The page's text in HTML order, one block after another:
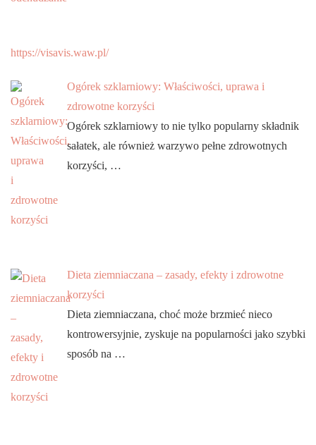
https://visavis.waw.pl/
Ogórek szklarniowy: Właściwości, uprawa i
zdrowotne korzyści
Ogórek szklarniowy to nie tylko popularny składnik
sałatek, ale również warzywo pełne zdrowotnych
korzyści, …
Dieta ziemniaczana – zasady, efekty i zdrowotne
korzyści
Dieta ziemniaczana, choć może brzmieć nieco
kontrowersyjnie, zyskuje na popularności jako szybki
sposób na …